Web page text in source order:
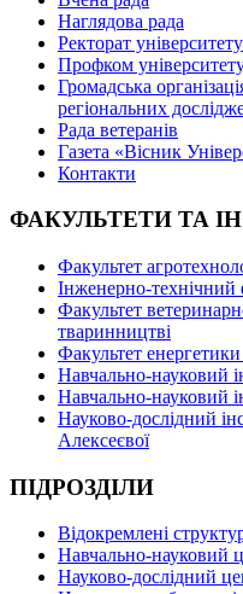
Наглядова рада
Ректорат університету
Профком
Громадська
регіональних
Рада ветеранів
Газета «Вісник
Контакти
ФАКУЛЬТЕТИ ТА
Факультет
Інженерно-технічний
Факультет
тваринництві
Факультет
Навчально-науковий
Навчально-науковий
Науково-дослідний
Алексеєвої
ПІДРОЗДІЛИ
Відокремлені
Навчально-науковий
Науково-дослідний